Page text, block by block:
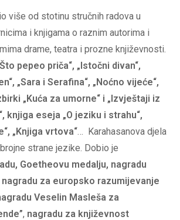
više od stotinu stručnih radova u
i knjigama o raznim autorima i
drame, teatra i prozne književnosti.
pepeo priča“, „Istočni divan“,
„Sara i Serafina“, „Noćno vijeće“,
„Kuća za umorne“ i „Izvještaji iz
knjiga eseja „O jeziku i strahu“,
„Knjiga vrtova“ … Karahasanova djela
strane jezike. Dobio je
Goetheovu medalju, nagradu
za europsko razumijevanje
Veselin Masleša za
, nagradu za književnost